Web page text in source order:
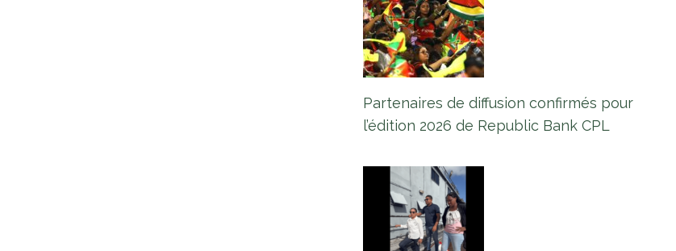
Partenaires de diffusion confirmés pour
l’édition 2026 de Republic Bank CPL